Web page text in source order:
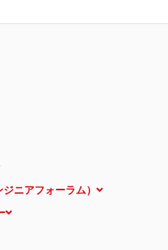
ニアフォーラム）